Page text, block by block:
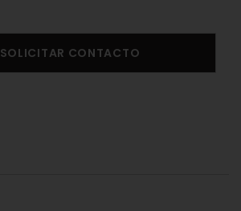
SOLICITAR CONTACTO